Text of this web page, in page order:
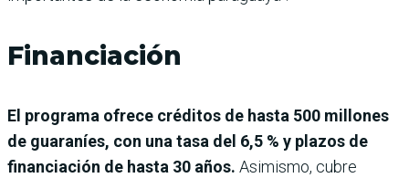
Financiación
El programa ofrece créditos de hasta 500 millones
de guaraníes, con una tasa del 6,5 % y plazos de
financiación de hasta 30 años. Asimismo, cubre